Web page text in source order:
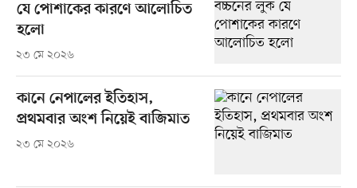
যে পোশাকের কারণে আলোচিত
হলো
২৩ মে ২০২৬
কানে নেপালের ইতিহাস,
প্রথমবার অংশ নিয়েই বাজিমাত
২৩ মে ২০২৬